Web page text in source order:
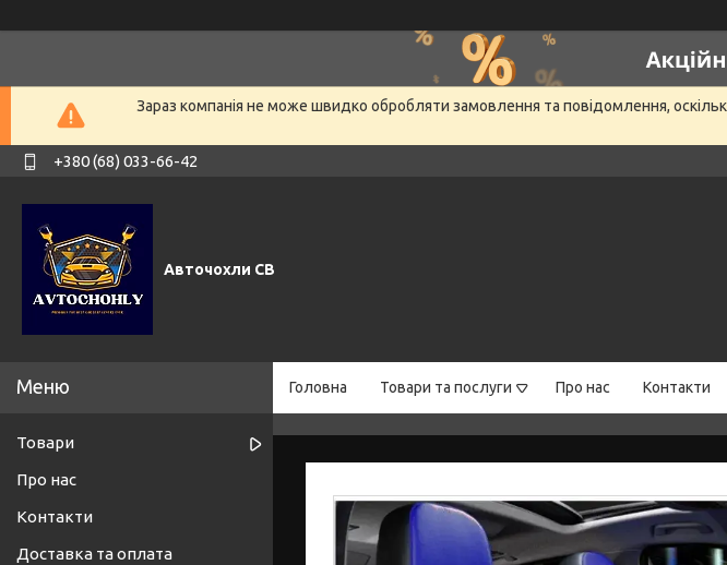
Зараз компанія не може швидко обробляти замовлення та повідомлення,
+380 (68) 033-66-42
Авточохли СВ
Головна Товари та послуги Про нас Контакти
Товари
Про нас
Контакти
Доставка та оплата